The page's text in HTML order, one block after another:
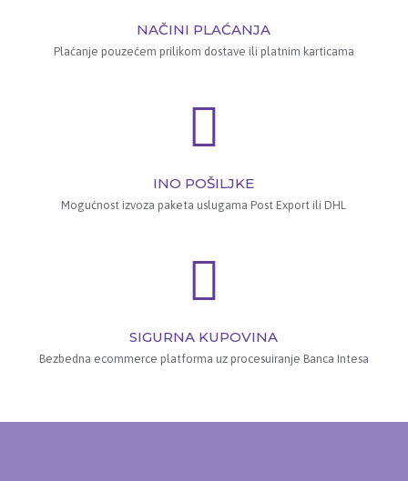
NAČINI PLAĆANJA
Plaćanje pouzećem prilikom dostave ili platnim karticama
INO POŠILJKE
Mogućnost izvoza paketa uslugama Post Export ili DHL
SIGURNA KUPOVINA
Bezbedna ecommerce platforma uz procesuiranje Banca Intesa